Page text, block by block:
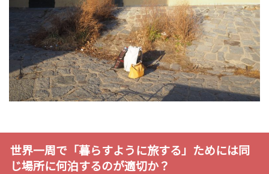
世界一周で「暮らすように旅する」ためには同
じ場所に何泊するのが適切か？